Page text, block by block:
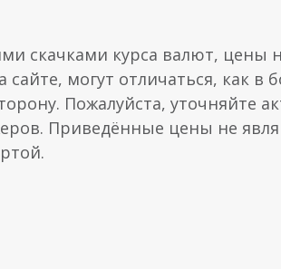
скачками курса валют, цены
могут отличаться, как в
Пожалуйста, уточняйте
Приведённые цены не